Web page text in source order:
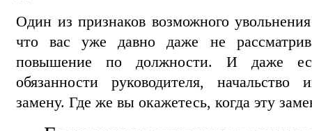
Один из признаков возможного
что вас уже давно даже не
повышение по должности. И даже
обязанности руководителя,
замену. Где же вы окажетесь, когда эту